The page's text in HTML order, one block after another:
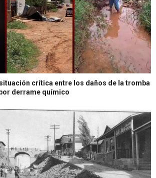
crítica entre los daños de la tromba
derrame químico